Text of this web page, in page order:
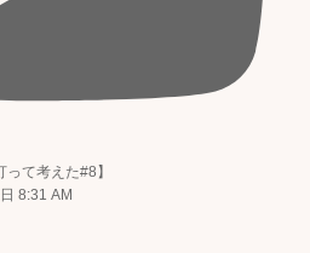
て考えた#8】
8:31 AM